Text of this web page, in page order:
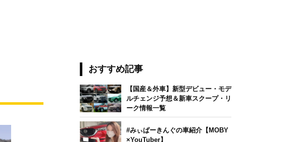
おすすめ記事
【国産＆外車】新型デビュー・モデ
ルチェンジ予想＆新車スクープ・リ
ーク情報一覧
#みぃぱーきんぐの車紹介【MOBY
×YouTuber】